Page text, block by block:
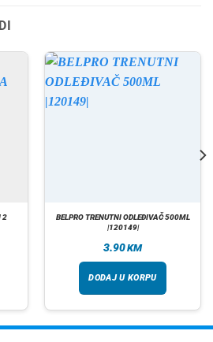
2
BELPRO TRENUTNI ODLEĐIVAČ 500ML
|120149|
3.90KM
DODAJ U KORPU